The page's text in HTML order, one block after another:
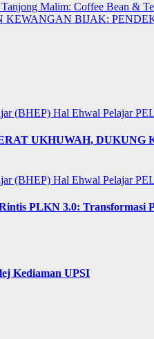
Malim: Coffee Bean &
KEWANGAN BIJAK:
(BHEP) Hal Ehwal Pelajar
UKHUWAH, DUKUNG
(BHEP) Hal Ehwal Pelajar
PLKN 3.0: Transformasi
Kediaman UPSI